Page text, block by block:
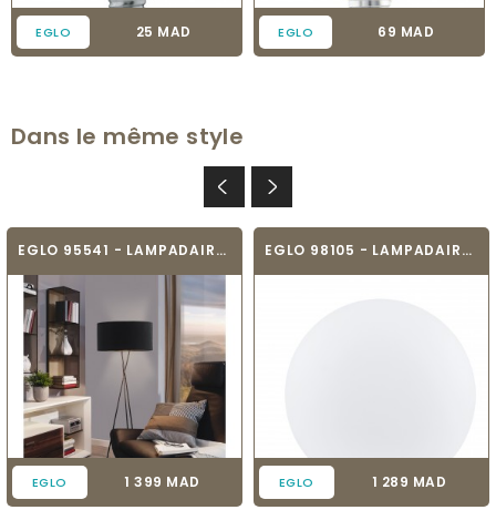
EGLO Prix
25 MAD EGLO Prix
69 MAD
Dans le même style
EGLO 95541 - LAMPADAIRE - FONDACHELLI
EGLO Prix
1 399 MAD
EGLO 98105 - LAMPADAIRE CONNECTÉ -...
EGLO Prix
1 289 MAD